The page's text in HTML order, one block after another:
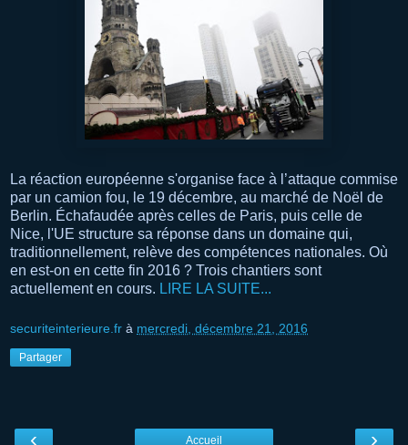
La réaction européenne s'organise face à l’attaque commise
par un camion fou, le 19 décembre, au marché de Noël de
Berlin. Échafaudée après celles de Paris, puis celle de
Nice, l'UE structure sa réponse dans un domaine qui,
traditionnellement, relève des compétences nationales. Où
en est-on en cette fin 2016 ? Trois chantiers sont
actuellement en cours. LIRE LA SUITE...
securiteinterieure.fr à mercredi, décembre 21, 2016
Partager
‹ ›
Accueil